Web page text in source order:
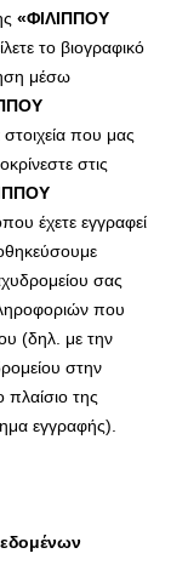
«ΦΙΛΙΠΠΟΥ
το βιογραφικό
μέσω
που μας
στις
έχετε εγγραφεί
σας
που
(δηλ. με την
στην
πλαίσιο της
εγγραφής).